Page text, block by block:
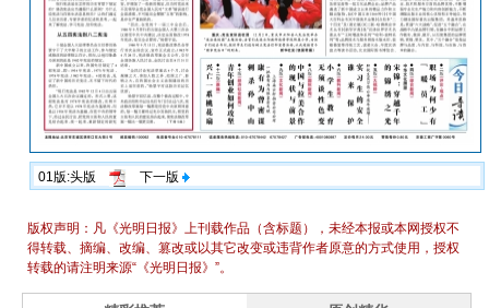
01版:头版 下一版